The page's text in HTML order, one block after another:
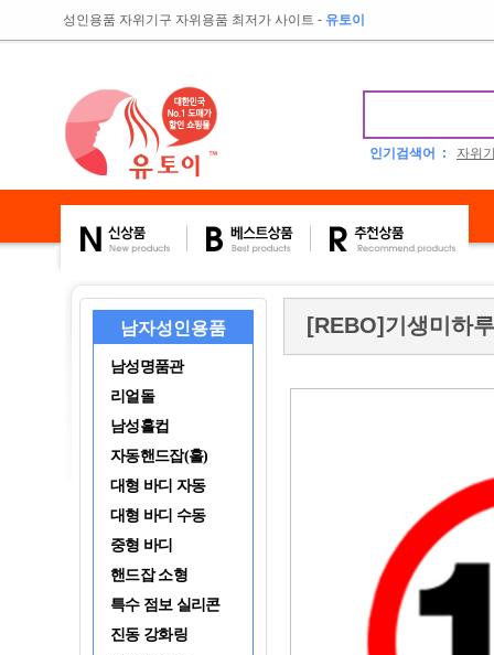
성인용품 자위기구 자위용품 최저가 사이트 - 유토이
인기검색어 : 자위
남자성인용품
남성명품관
리얼돌
남성홀컵
자동핸드잡(홀)
대형 바디 자동
대형 바디 수동
중형 바디
핸드잡 소형
특수 점보 실리콘
진동 강화링
[REBO]기생미하루